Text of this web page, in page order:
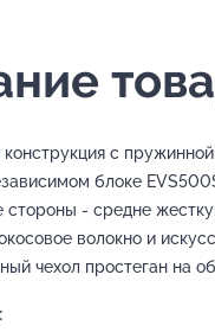
с
блоке
стороны - средне
волокно и
чехол простеган на